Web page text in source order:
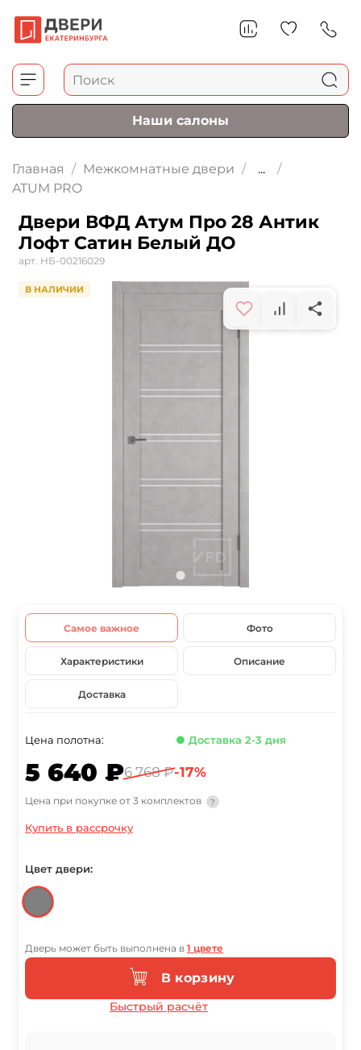
Наши салоны
Главная Межкомнатные двери
...
ATUM PRO
Двери ВФД Атум Про 28 Антик
Лофт Сатин Белый ДО
арт. НБ-00216029
В НАЛИЧИИ
Самое важное Фото
Характеристики Описание
Доставка
Цена полотна: ● Доставка 2-3 дня
5 640 ₽6 768 ₽-17%
Цена при покупке от 3 комплектов ?
Купить в рассрочку
Цвет двери:
Дверь может быть выполнена в 1 цвете
В корзину
Быстрый расчёт